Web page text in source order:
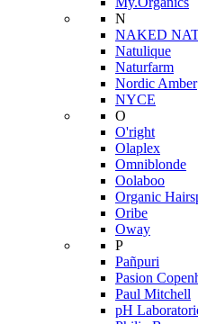
N
NAKED
Natulique
Naturfarm
Nordic Amber
NYCE
O
O'right
Olaplex
Omniblonde
Oolaboo
Organic
Oribe
Oway
P
Pañpuri
Pasion
Paul Mitchell
pH